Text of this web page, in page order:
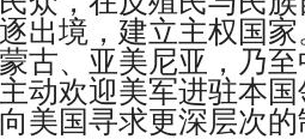
出境，建立主权国
古、亚美尼亚，乃
动欢迎美军进驻本
美国寻求更深层次